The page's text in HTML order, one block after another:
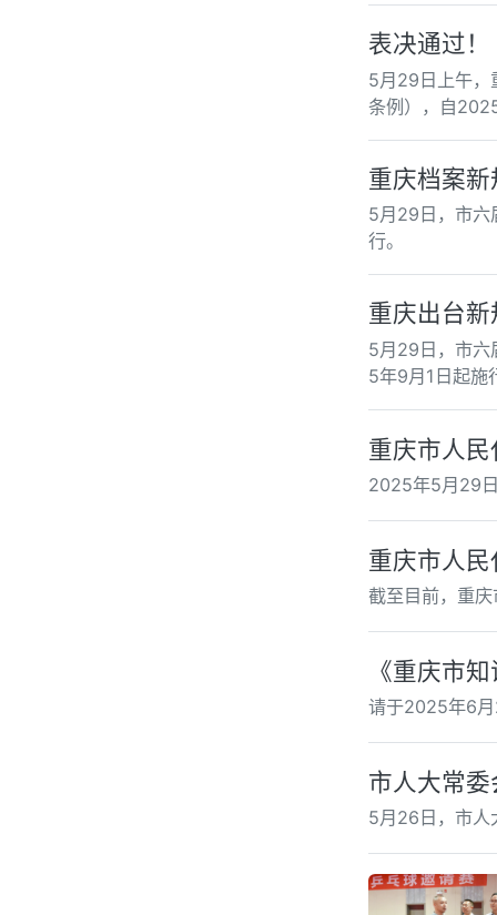
表决通过
5月29日上午，
条例），自
重庆档案
5月29日，市六
行。
重庆出台
5月29日，市六
5年9月1日起施
重庆市人
2025年5月29
重庆市人
截至目前，重
《重庆市
请于2025年6月
市人大常
5月26日，市人